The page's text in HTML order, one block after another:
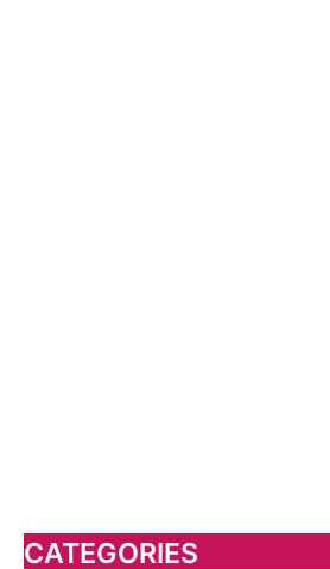
CATEGORIES